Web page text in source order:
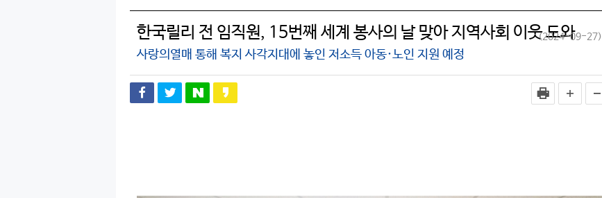
한국릴리 전 임직원, 15번째 세계 봉사의 날 맞아 지역사회 이웃 도와
(2024-09-27)
사랑의열매 통해 복지 사각지대에 놓인 저소득 아동·노인 지원 예정